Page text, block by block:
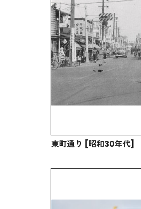
東町通り [昭和30年代]